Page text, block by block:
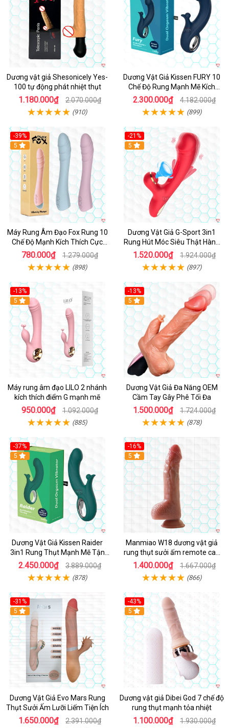
Dương vật giả Shesonicely Yes-
100 tự động phát nhiệt thụt
1.180.000₫ 2.070.000₫
(910)
Dương Vật Giả Kissen FURY 10
Chế Độ Rung Mạnh Mẽ Kích
Thích
2.300.000₫ 4.182.000₫
(899)
-39%
Hot
5
Máy Rung Âm Đạo Fox Rung 10
Chế Độ Mạnh Kích Thích Cực
Sướng
780.000₫ 1.279.000₫
(898)
-21%
Hot
5
Dương Vật Giả G-Sport 3in1
Rung Hút Móc Siêu Thật Hàng
Hot
1.520.000₫ 1.924.000₫
(897)
-13%
Hot
5
Máy rung âm đạo LILO 2 nhánh
kích thích điểm G mạnh mẽ
950.000₫ 1.092.000₫
(885)
-13%
Hot
5
Dương Vật Giả Đa Năng OEM
Cầm Tay Gây Phê Tối Đa
1.500.000₫ 1.724.000₫
(878)
-37%
Hot
5
Dương Vật Giả Kissen Raider
3in1 Rung Thụt Mạnh Mẽ Tận
Hưởng
2.450.000₫ 3.889.000₫
(878)
-16%
Hot
5
Manmiao W18 dương vật giả
rung thụt sưởi ấm remote cao
cấp
1.400.000₫ 1.667.000₫
(866)
-31%
5
Dương Vật Giả Evo Mars Rung
Thụt Sưởi Ấm Lưỡi Liếm Tiện Ích
1.650.000₫ 2.391.000₫
-43%
Hot
5
Dương vật giả Dibei God 7 chế độ
rung thụt mạnh tỏa nhiệt
1.100.000₫ 1.930.000₫